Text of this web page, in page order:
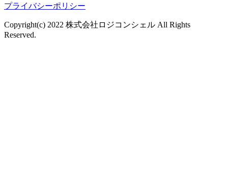
プライバシーポリシー
Copyright(c) 2022 株式会社ロジコンシェル All Rights
Reserved.